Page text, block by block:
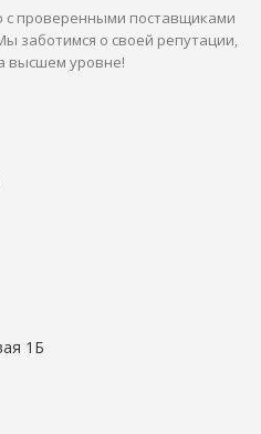
с проверенными поставщиками
заботимся о своей репутации,
высшем уровне!
1Б